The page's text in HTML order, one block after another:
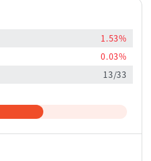
1.53%
0.03%
13/33